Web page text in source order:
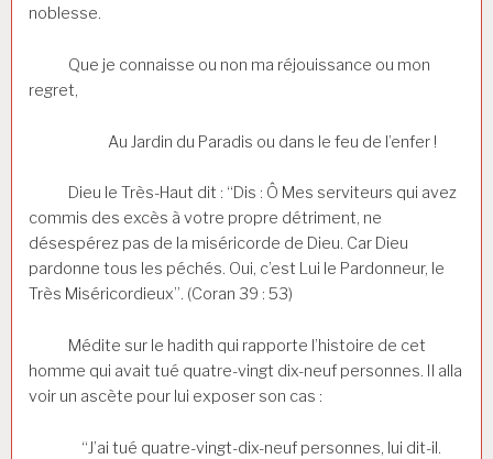
noblesse.
Que je connaisse ou non ma réjouissance ou mon
regret,
Au Jardin du Paradis ou dans le feu de l’enfer !
Dieu le Très-Haut dit : “Dis : Ô Mes serviteurs qui avez
commis des excès à votre propre détriment, ne
désespérez pas de la miséricorde de Dieu. Car Dieu
pardonne tous les péchés. Oui, c’est Lui le Pardonneur, le
Très Miséricordieux”. (Coran 39 : 53)
Médite sur le hadith qui rapporte l’histoire de cet
homme qui avait tué quatre-vingt dix-neuf personnes. Il alla
voir un ascète pour lui exposer son cas :
“J’ai tué quatre-vingt-dix-neuf personnes, lui dit-il.